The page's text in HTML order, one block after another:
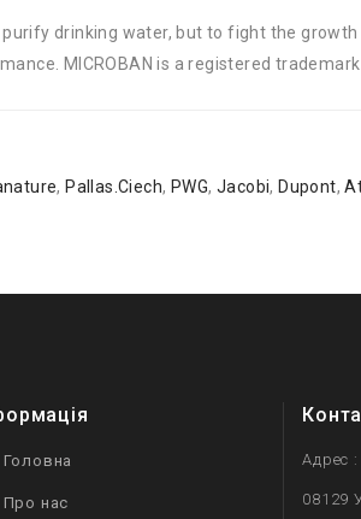
drinking water, but to fight the
MICROBAN is a registered
, Pallas.Ciech, PWG, Jacobi, Dupont,
Головна
Про нас
Адрес :
08129